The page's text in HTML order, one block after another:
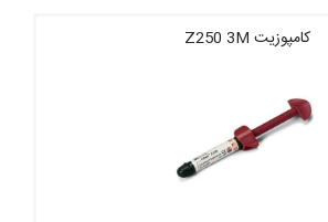
کامپوزیت Z250 3M